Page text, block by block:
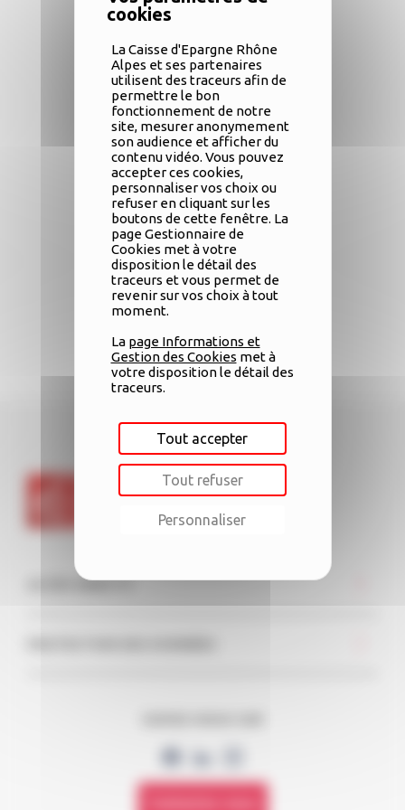
Télécharger
ACCÈS DIRECTS
La Caisse d'Epargne Rhône
Alpes et ses partenaires
utilisent des traceurs afin de
permettre le bon
fonctionnement de notre
site, mesurer anonymement
son audience et afficher du
contenu vidéo. Vous pouvez
accepter ces cookies,
personnaliser vos choix ou
refuser en cliquant sur les
boutons de cette fenêtre. La
page Gestionnaire de
Cookies met à votre
disposition le détail des
traceurs et vous permet de
revenir sur vos choix à tout
moment.
La page Informations et
Gestion des Cookies met à
votre disposition le détail des
traceurs.
Tout accepter
Tout refuser
Personnaliser